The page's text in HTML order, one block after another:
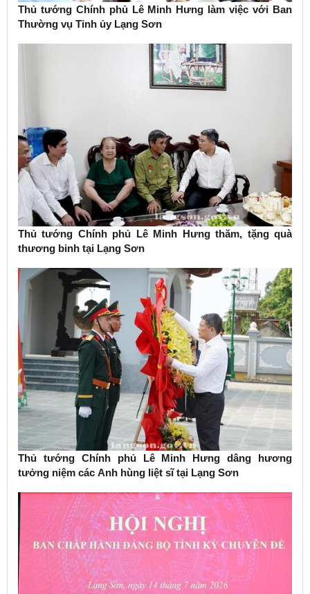
Thủ tướng Chính phủ Lê Minh Hưng làm việc với Ban
Thường vụ Tỉnh ủy Lạng Sơn
Thủ tướng Chính phủ Lê Minh Hưng thăm, tặng quà
thương binh tại Lạng Sơn
Thủ tướng Chính phủ Lê Minh Hưng dâng hương
tưởng niệm các Anh hùng liệt sĩ tại Lạng Sơn